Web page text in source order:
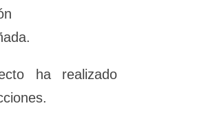
ha realizado